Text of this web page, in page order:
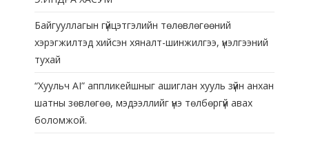
Байгууллагын гүйцэтгэлийн төлөвлөгөөний
хэрэгжилтэд хийсэн хяналт-шинжилгээ, үнэлгээний
тухай
“Хуульч АІ” аппликейшныг ашиглан хууль зүйн анхан
шатны зөвлөгөө, мэдээллийг үнэ төлбөргүй авах
боломжой.